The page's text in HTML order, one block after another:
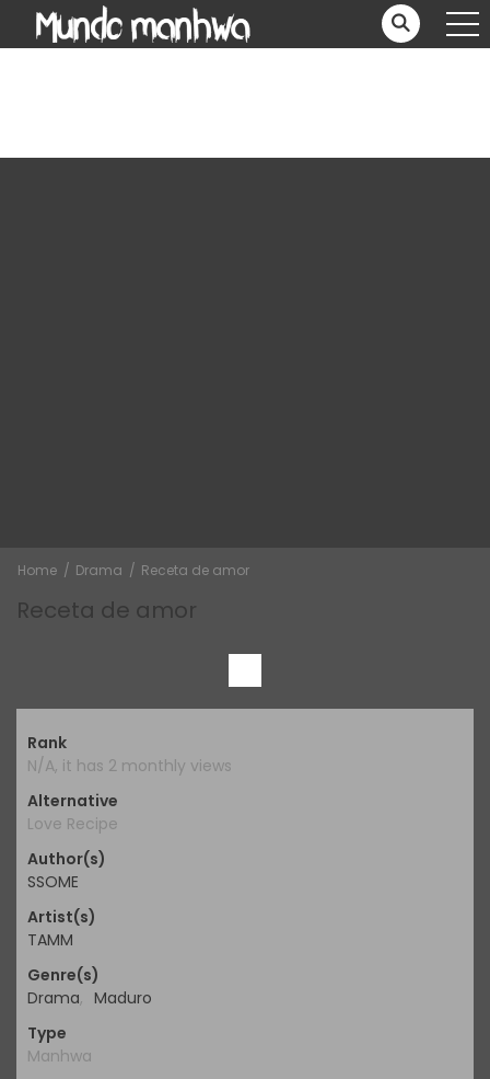
Home Drama Receta de amor
Receta de amor
Rank
N/A, it has 2 monthly views
Alternative
Love Recipe
Author(s)
SSOME
Artist(s)
TAMM
Genre(s)
Drama, Maduro
Type
Manhwa